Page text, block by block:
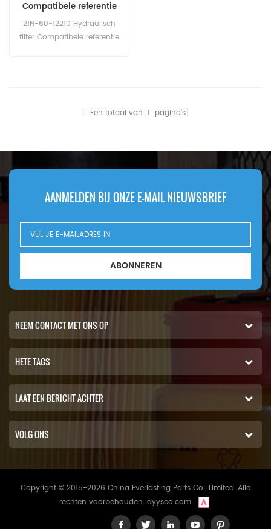
Compatibele referentie
hydraulisch filter
21N-60-12210 Hydraulisch
filter Compatibele referentie
[ Een totaal van 1 pagina's]
AANMELDEN BIJ ONZE E-MAIL NIEUWSBRIEF
ABONNEREN
NEEM CONTACT MET ONS OP
HETE TAGS
LAAT EEN BERICHT ACHTER
VOLG ONS
Copyright © 2015-2026 China Everlasting Parts Co., Limited..Alle
rechten voorbehouden. dyyseo.com